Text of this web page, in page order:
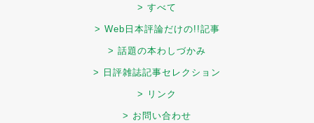
> すべて
> Web日本評論だけの!!記事
> 話題の本わしづかみ
> 日評雑誌記事セレクション
> リンク
> お問い合わせ